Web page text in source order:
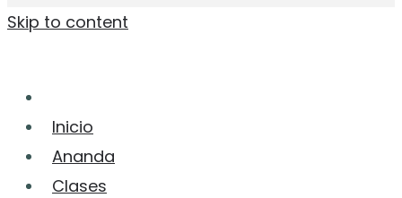
Skip to content
Inicio
Ananda
Clases